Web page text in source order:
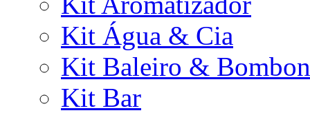
Kit Água & Cia
Kit Baleiro &
Kit Bar